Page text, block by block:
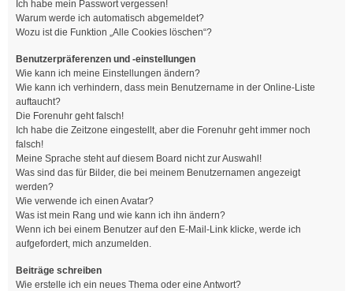
Ich habe mein Passwort vergessen!
Warum werde ich automatisch abgemeldet?
Wozu ist die Funktion „Alle Cookies löschen“?
Benutzerpräferenzen und -einstellungen
Wie kann ich meine Einstellungen ändern?
Wie kann ich verhindern, dass mein Benutzername in der Online-Liste
auftaucht?
Die Forenuhr geht falsch!
Ich habe die Zeitzone eingestellt, aber die Forenuhr geht immer noch
falsch!
Meine Sprache steht auf diesem Board nicht zur Auswahl!
Was sind das für Bilder, die bei meinem Benutzernamen angezeigt
werden?
Wie verwende ich einen Avatar?
Was ist mein Rang und wie kann ich ihn ändern?
Wenn ich bei einem Benutzer auf den E-Mail-Link klicke, werde ich
aufgefordert, mich anzumelden.
Beiträge schreiben
Wie erstelle ich ein neues Thema oder eine Antwort?